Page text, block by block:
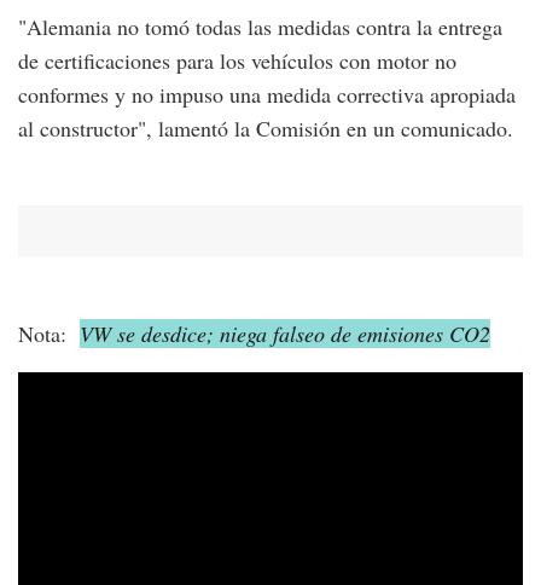
"Alemania no tomó todas las medidas contra la entrega
de certificaciones para los vehículos con motor no
conformes y no impuso una medida correctiva apropiada
al constructor", lamentó la Comisión en un comunicado.
Nota: VW se desdice; niega falseo de emisiones CO2